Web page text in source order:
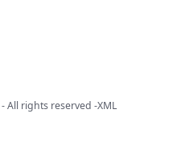
- All rights reserved -XML